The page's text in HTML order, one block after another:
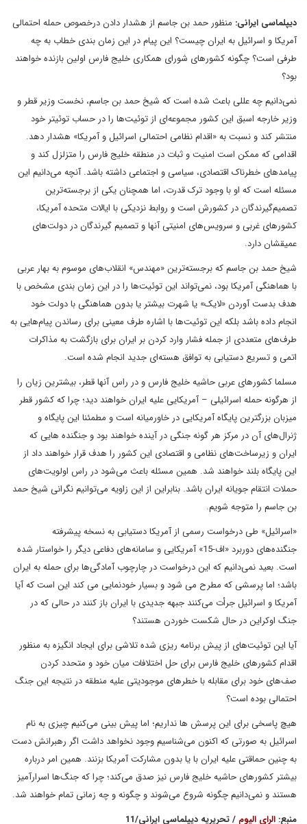
دیپلماسی ایرانی: منظور حمد بن جاسم از هشدار دادن درخصوص حمله احتمالی
آمریکا و اسرائیل به ایران چیست؟ این پیام در این زمان بندی خطاب به چه
طرفی است؟ چگونه کشورهای شورای همکاری خلیج فارس اولین بازنده خواهند
بود؟
نمی‌دانیم چه عللی باعث شده است که شیخ حمد بن جاسم، نخست وزیر قطر و
وزیر خارجه اسبق این کشور مجموعه‌ای از توئیت‌ها را در حساب توئیتر خود
منتشر کند و نسبت به «اقدام نظامی احتمالی اسرائیل و آمریکا» هشدار دهد.
اقدامی که ممکن است امنیت و ثبات در منطقه خلیج فارس را متزلزل کند و
پیامدهای خطرناک اقتصادی، سیاسی و اجتماعی داشته باشد. آنچه می‌دانیم این
مسئله است که او با وجود ترک قدرت، اما همچنان یکی از برجسته‌ترین
تصمیم‌گیرندگان در کشورش است و روابط نزدیکی با ایالات متحده آمریکا،
کشورهای غربی و سرویس‌های امنیتی آنها و تصمیم گیرندگان در دولت‌های
عمیقشان دارد.
شیخ حمد بن جاسم که برجسته‌ترین «مهندس» انقلاب‌های موسوم به بهار عربی
با هماهنگی آمریکا بود، نمی‌تواند این توئیت‌ها را در این زمان بندی مشخص با
هدف بدست آوردن «لایک» یا شهرت بیشتر یا بدون هماهنگی با دولت خود
انجام داده باشد بلکه این توئیت‌ها با اشاره طرف معینی برای رساندن پیام‌هایی به
طرف‌های متعددی از جمله فشار وارد کردن بر ایران برای بازگشت به مذاکرات
اتمی و تسریع دستیابی به توافق هسته‌ای جدید انجام شده است.
مسلما کشورهای عربی حاشیه خلیج فارس و در راس آنها قطر، بیشترین زیان را
از هرگونه حمله اسرائیلی – آمریکایی علیه ایران خواهند دید؛ چرا که کشور قطر
میزبان بزرگترین پایگاه آمریکایی در خاورمیانه است و مطمئنا این پایگاه و
ژنرال‌های آن در مرکز هر گونه جنگی در آینده خواهند بود و جنگنده هایی که
ایران و زیرساخت‌های نظامی و اقتصادی این کشور را هدف قرار خواهند داد از
این پایگاه بلند خواهند شد. همین مسئله باعث می‌شود در راس اولویت‌های
حملات انتقام جویانه ایران باشد. بنابراین از این زاویه می‌توانیم نگرانی شیخ حمد
بن جاسم را متوجه شویم.
«اسرائیل» طی درخواست رسمی از آمریکا دستیابی به نسخه پیشرفته
جنگنده‌های دوربرد «اف-15» آمریکایی و سامانه‌های دفاعی دیگر را خواستار شده
است. بعید نمی‌دانیم که این درخواست در چارچوب آمادگی‌ها برای حمله به ایران
باشد؛ اما پرسشی که مطرح می شود و بسیار خودنمایی می کند این است که آیا
آمریکا و اسرائیل جرأت می‌کنند جبهه جدیدی با ایران باز کنند در حالی که در
جنگ اوکراین در حال شکست خوردن هستند؟
آیا این‌ توئیت‌های از پیش برنامه ریزی شده تلاشی برای ایجاد انگیزه به منظور
اقدام کشورهای خلیج فارس برای حل اختلافات میان خود و متحدد کردن
صف‌های خود برای مقابله با خطرهای موجودیتی علیه منطقه در نتیجه این جنگ
احتمالی بوده است؟
هیچ پاسخی برای این پرسش ها نداریم؛ اما پیش بینی می‌کنیم چیزی به نام
اسرائیل به صورتی که اکنون می‌شناسیم وجود نخواهد داشت اگر رهبرانش دست
به چنین حماقتی علیه ایران با یا بدون مشارکت آمریکا بزنند. همین امر درباره
بیشتر کشورهای حاشیه خلیج فارس نیز صدق می‌کند؛ چرا که جنگ‌ها اسرارآمیز
هستند و نمی‌دانیم چگونه شروع می‌شوند و چگونه و چه زمانی تمام خواهند شد.
منبع: الرای الیوم / تحریریه دیپلماسی ایرانی/11